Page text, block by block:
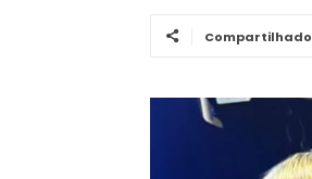
Compartilhado